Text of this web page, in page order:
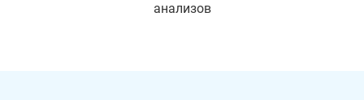
анализов